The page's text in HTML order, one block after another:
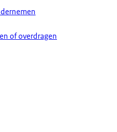
of overdragen